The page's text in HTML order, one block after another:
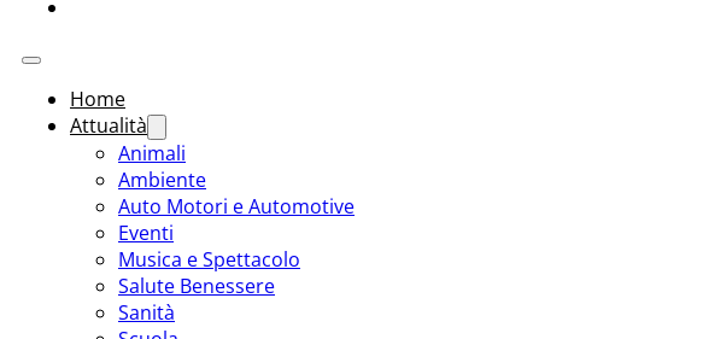
Home
Attualità
Animali
Ambiente
Auto Motori e Automotive
Eventi
Musica e Spettacolo
Salute Benessere
Sanità